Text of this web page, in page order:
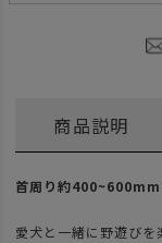
商品説明
首周り約400~600mm
愛犬と一緒に野遊び